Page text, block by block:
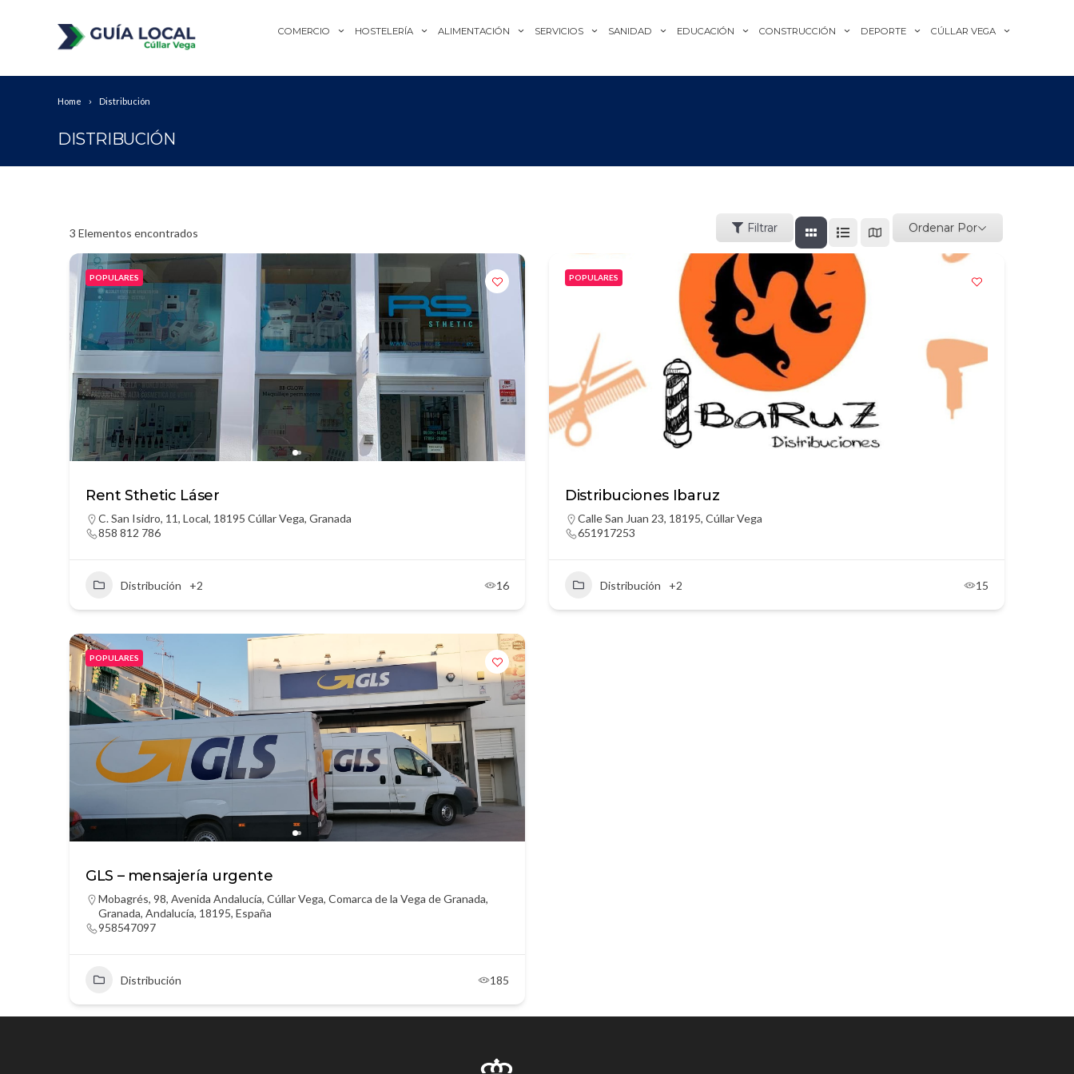
COMERCIO HOSTELERÍA ALIMENTACIÓN SERVICIOS SANIDAD EDUCACIÓN CONSTRUCCIÓN DEPORTE CÚLLAR VEGA
Home Distribución
DISTRIBUCIÓN
3 Elementos encontrados Filtrar Ordenar Por
POPULARES
Rent Sthetic Láser
C. San Isidro, 11, Local, 18195 Cúllar Vega, Granada
858 812 786
Distribución +2 16
POPULARES
Distribuciones Ibaruz
Calle San Juan 23, 18195, Cúllar Vega
651917253
Distribución +2 15
POPULARES
GLS – mensajería urgente
Mobagrés, 98, Avenida Andalucía, Cúllar Vega, Comarca de la Vega de Granada,
Granada, Andalucía, 18195, España
958547097
Distribución 185